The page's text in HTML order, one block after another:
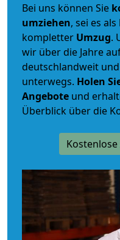
Bei uns können Sie
umziehen, sei es als
kompletter Umzug.
wir über die Jahre
deutschlandweit
unterwegs. Holen
Angebote und
Überblick über die